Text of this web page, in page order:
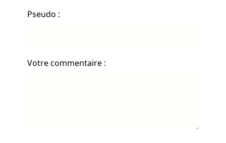
Pseudo :
Votre commentaire :